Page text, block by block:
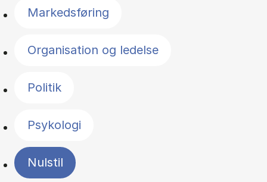
Markedsføring
Organisation og ledelse
Politik
Psykologi
Nulstil